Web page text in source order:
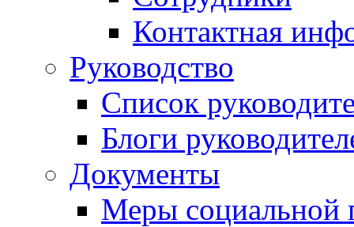
Контактная
Руководство
Список
Блоги
Документы
Меры социальной